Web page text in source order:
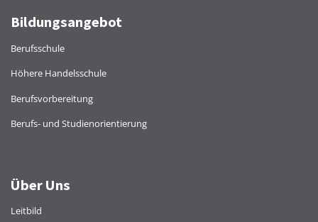
Bildungsangebot
Berufsschule
Höhere Handelsschule
Berufsvorbereitung
Berufs- und Studienorientierung
Über Uns
Leitbild